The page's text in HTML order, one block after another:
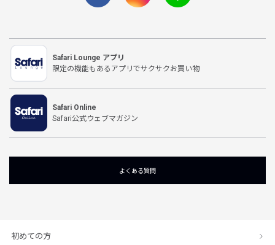
Safari Lounge アプリ
限定の機能もあるアプリでサクサクお買い物
Safari Online
Safari公式ウェブマガジン
よくある質問
初めての方